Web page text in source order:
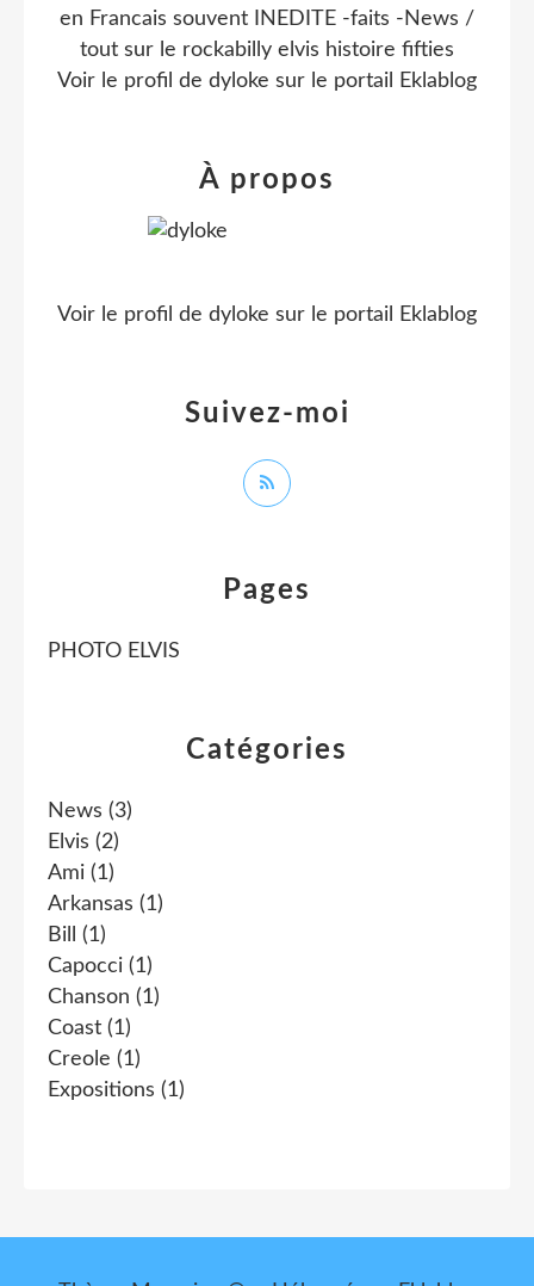
Catégories
News (3)
Elvis (2)
Ami (1)
Arkansas (1)
Bill
(1)
Capocci (1)
Chanson (1)
Coast (1)
Creole (1)
Expositions (1)
Pages
PHOTO ELVIS
en Francais souvent INEDITE -faits -News /
tout sur le rockabilly elvis histoire fifties
Voir le profil de dyloke sur le portail Eklablog
Suivez-moi
À propos
Voir le profil de dyloke sur le portail Eklablog